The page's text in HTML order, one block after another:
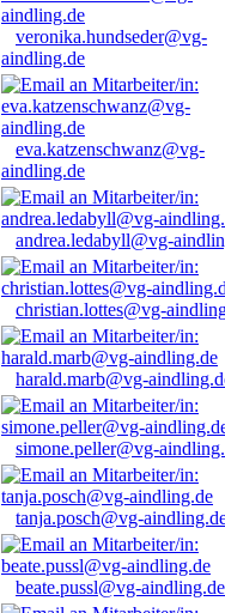
veronika.hundseder@vg-
aindling.de
eva.katzenschwanz@vg-
aindling.de
andrea.ledabyll@vg-
christian.lottes@vg-
harald.marb@vg-
simone.peller@vg-
tanja.posch@vg-
beate.pussl@vg-aindling.de